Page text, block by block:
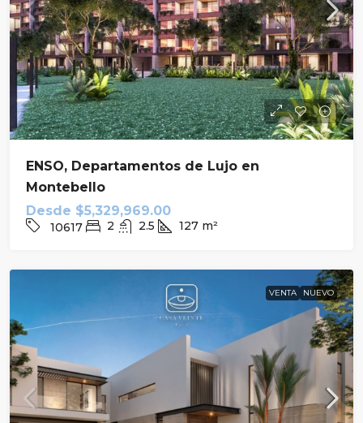
ENSO, Departamentos de Lujo en
Montebello
Desde $5,329,969.00
10617 2 2.5 127 m²
VENTA NUEVO